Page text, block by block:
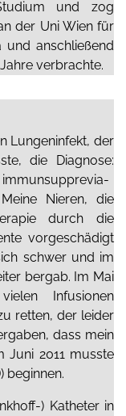
und zog
der Uni Wien für
anschließend
verbrachte.
Lungeninfekt, der
die Diagnose:
Nieren, die
durch die
vorgeschädigt
schwer und im
bergab. Im Mai
Infusionen
retten, der leider
dass mein
Juni 2011 musste
beginnen.
) Katheter in